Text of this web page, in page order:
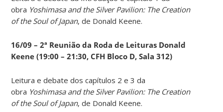
obra Yoshimasa and the Silver Pavilion: The Creation
of the Soul of Japan, de Donald Keene.
16/09 – 2ª Reunião da Roda de Leituras Donald
Keene (19:00 – 21:30, CFH Bloco D, Sala 312)
Leitura e debate dos capítulos 2 e 3 da
obra Yoshimasa and the Silver Pavilion: The Creation
of the Soul of Japan, de Donald Keene.